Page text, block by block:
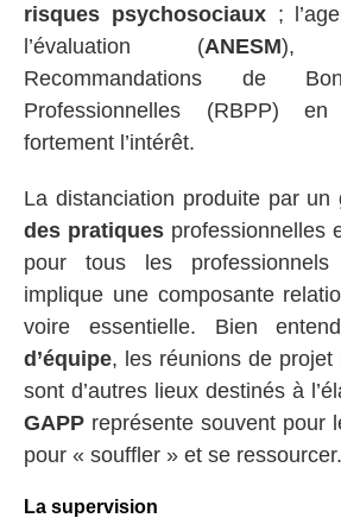
risques psychosociaux;
l’évaluation (ANESM),
Recommandations de
Professionnelles (RBPP)
fortement l’intérêt.
La distanciation produite par un
des pratiques professionnelles
pour tous les
implique une composante
voire essentielle. Bien
d’équipe, les réunions de projet
sont d’autres lieux destinés à
GAPP représente souvent pour
pour « souffler » et se ressourcer.
La supervision